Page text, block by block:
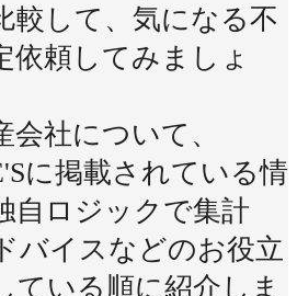
較して、気になる不
依頼してみましょ
社について、
に掲載されている情
自ロジックで集計
バイスなどのお役立
ている順に紹介しま